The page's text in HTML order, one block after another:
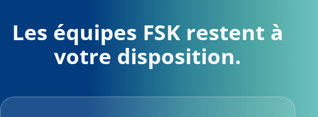
Les équipes FSK restent à
votre disposition.